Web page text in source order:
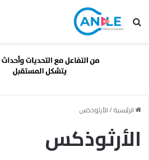
بحث عن
الرئيسية/الأرثوذكس
الأرثوذكس